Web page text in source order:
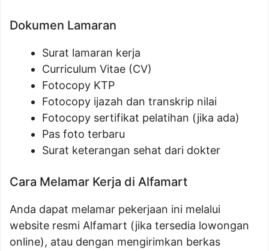
Dokumen Lamaran
Surat lamaran kerja
Curriculum Vitae (CV)
Fotocopy KTP
Fotocopy ijazah dan transkrip nilai
Fotocopy sertifikat pelatihan (jika ada)
Pas foto terbaru
Surat keterangan sehat dari dokter
Cara Melamar Kerja di Alfamart
Anda dapat melamar pekerjaan ini melalui
website resmi Alfamart (jika tersedia lowongan
online), atau dengan mengirimkan berkas